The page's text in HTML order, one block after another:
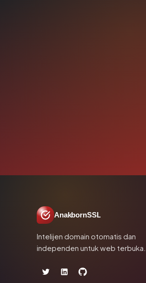
AnakbornSSL
Intelijen domain otomatis dan
independen untuk web terbuka.